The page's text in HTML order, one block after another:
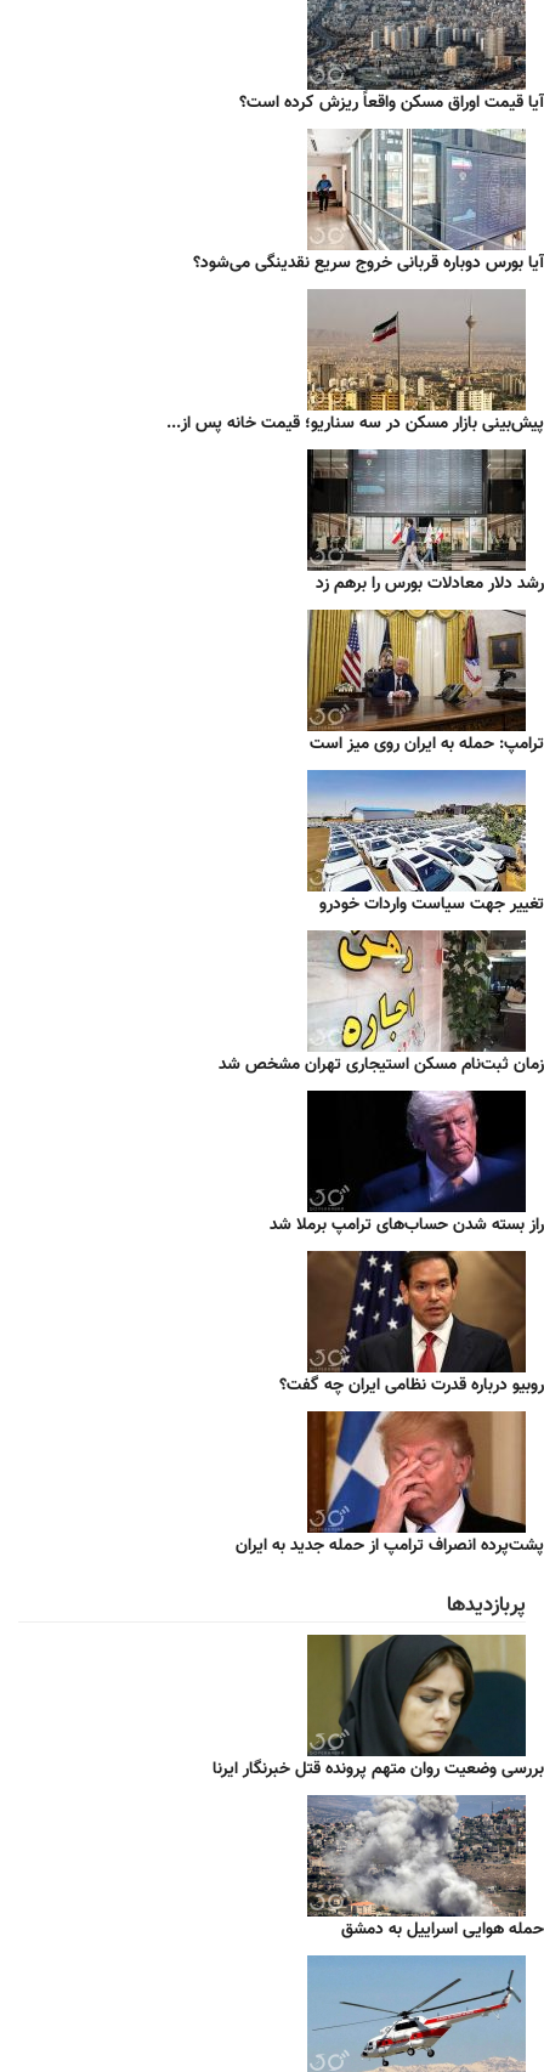
آیا قیمت اوراق مسکن واقعاً ریزش کرده است؟
آیا بورس دوباره قربانی خروج سریع نقدینگی می‌شود؟
پیش‌بینی بازار مسکن در سه سناریو؛ قیمت خانه پس از...
رشد دلار معادلات بورس را برهم زد
ترامپ: حمله به ایران روی میز است
تغییر جهت سیاست واردات خودرو
زمان ثبت‌نام مسکن استیجاری تهران مشخص شد
راز بسته شدن حساب‌های ترامپ برملا شد
روبیو درباره قدرت نظامی ایران چه گفت؟
پشت‌پرده انصراف ترامپ از حمله جدید به ایران
پربازدیدها
بررسی وضعیت روان متهم پرونده قتل خبرنگار ایرنا
حمله هوایی اسراییل به دمشق